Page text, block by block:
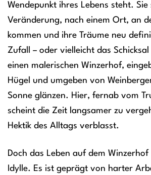
Wendepunkt ihres Lebens steht. Sie
Veränderung, nach einem Ort, an
kommen und ihre Träume neu
Zufall – oder vielleicht das
einen malerischen Winzerhof,
Hügel und umgeben von
Sonne glänzen. Hier, fernab vom
scheint die Zeit langsamer zu
Hektik des Alltags verblasst.
Doch das Leben auf dem
Idylle. Es ist geprägt von harter